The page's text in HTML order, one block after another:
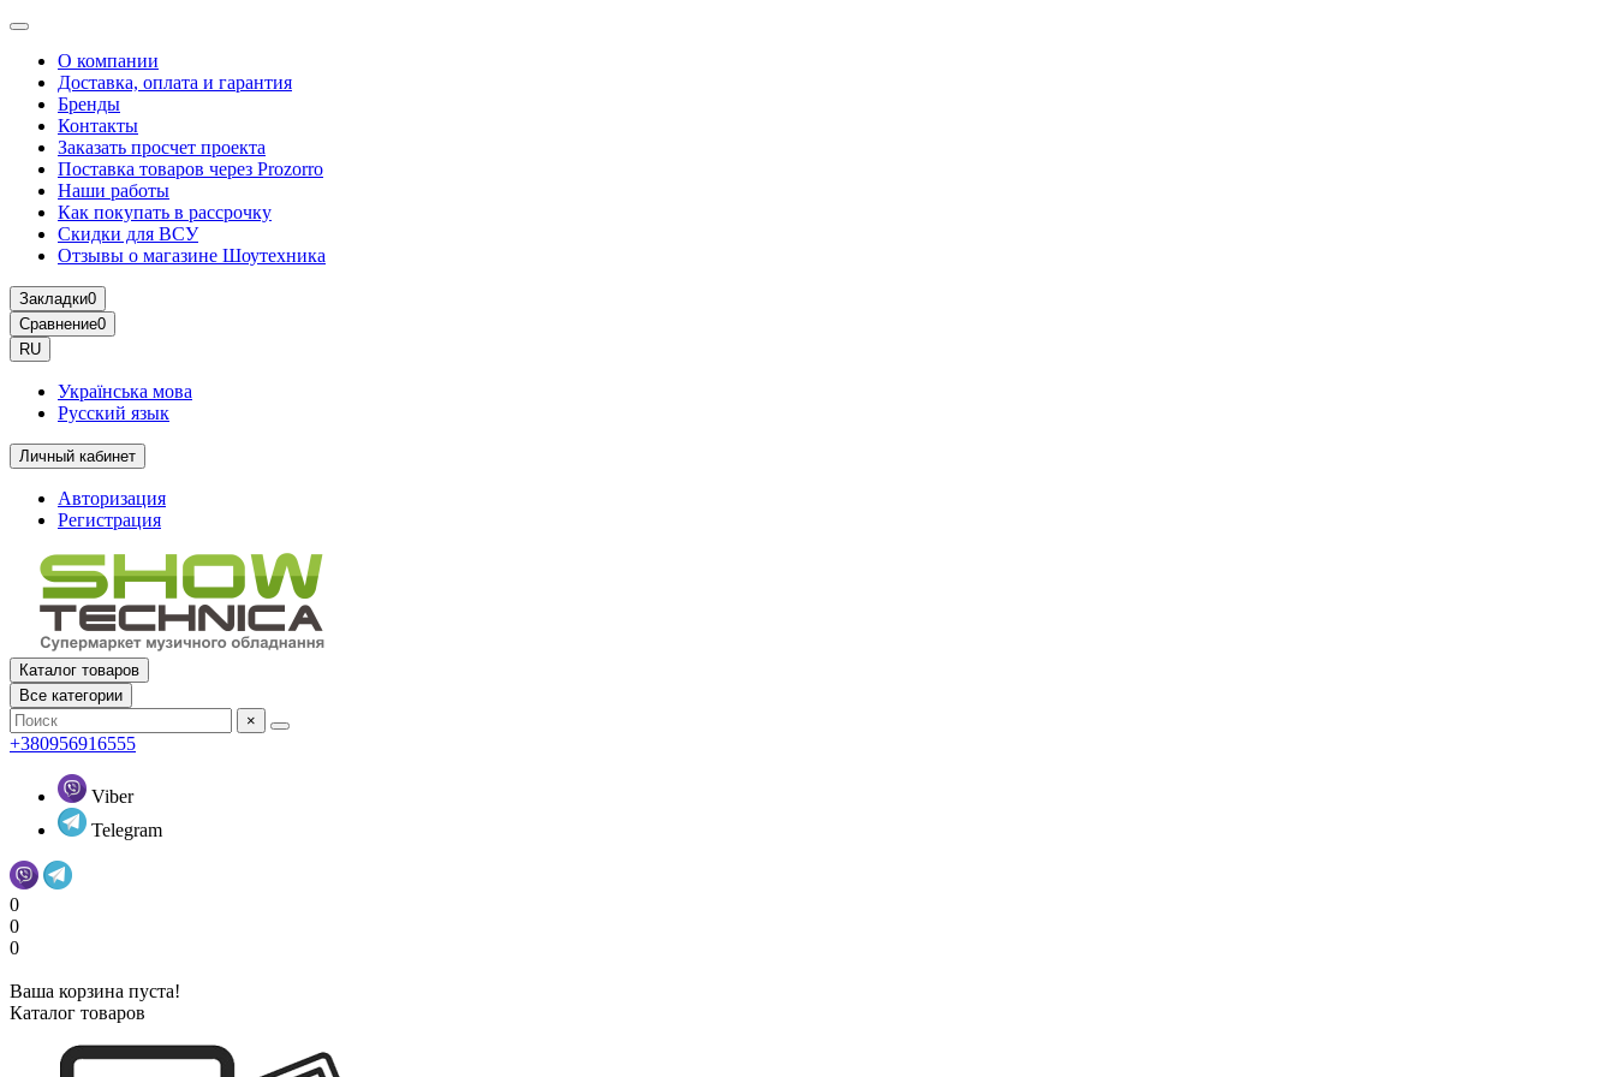
О компании
Доставка, оплата и гарантия
Бренды
Контакты
Заказать просчет проекта
Поставка товаров через Prozorro
Наши работы
Как покупать в рассрочку
Скидки для ВСУ
Отзывы о магазине Шоутехника
Закладки0
Сравнение0
RU
Українська мова
Русский язык
Личный кабинет
Авторизация
Регистрация
Каталог товаров
Все категории
×
+380956916555
Viber
Telegram
0
0
0
Ваша корзина пуста!
Каталог товаров